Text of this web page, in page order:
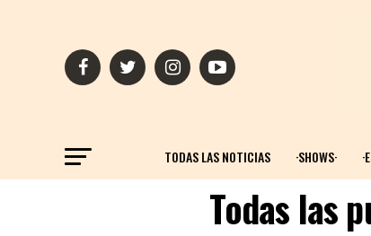
TODAS LAS NOTICIAS ·SHOWS·
Todas las